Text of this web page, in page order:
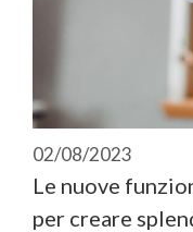
02/08/2023
Le nuove
per creare